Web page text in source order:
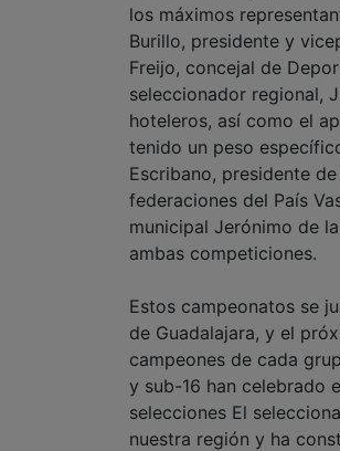
los máximos
Burillo, presidente y
Freijo, concejal de
seleccionador regional,
hoteleros, así como el
tenido un peso
Escribano, presidente
federaciones del País
municipal Jerónimo de
ambas competiciones.
Estos campeonatos se
de Guadalajara, y el
campeones de cada
y sub-16 han celebrado
selecciones El
nuestra región y ha